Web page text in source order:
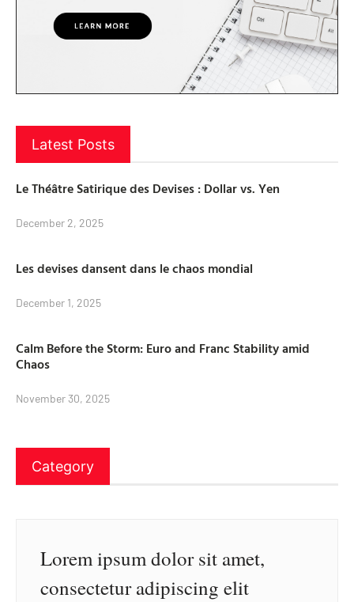
Latest Posts
Le Théâtre Satirique des Devises : Dollar vs. Yen
December 2, 2025
Les devises dansent dans le chaos mondial
December 1, 2025
Calm Before the Storm: Euro and Franc Stability amid
Chaos
November 30, 2025
Category
Lorem ipsum dolor sit amet,
consectetur adipiscing elit